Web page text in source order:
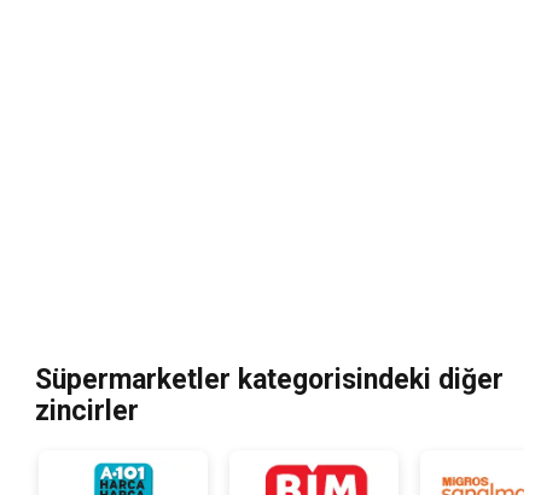
Süpermarketler kategorisindeki diğer
zincirler